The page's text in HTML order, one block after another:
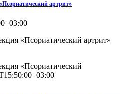
артрит»
«Псориатический артрит»
«Псориатический